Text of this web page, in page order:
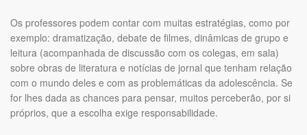
Os professores podem contar com muitas estratégias, como por
exemplo: dramatização, debate de filmes, dinâmicas de grupo e
leitura (acompanhada de discussão com os colegas, em sala)
sobre obras de literatura e notícias de jornal que tenham relação
com o mundo deles e com as problemáticas da adolescência. Se
for lhes dada as chances para pensar, muitos perceberão, por si
próprios, que a escolha exige responsabilidade.